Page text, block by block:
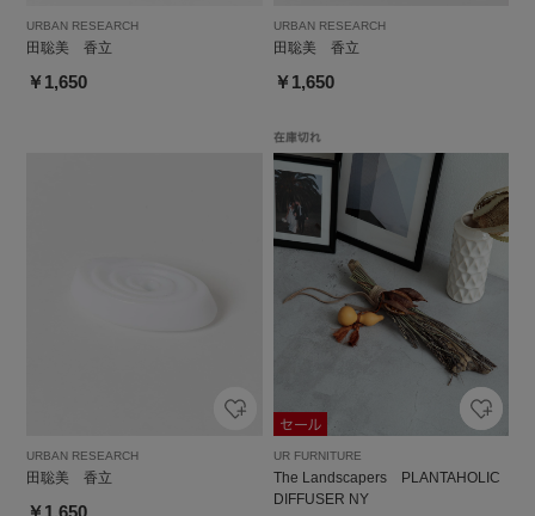
URBAN RESEARCH
田聡美 香立
￥1,650
URBAN RESEARCH
田聡美 香立
￥1,650
URBAN RESEARCH
田聡美 香立
￥1,650
UR FURNITURE
The Landscapers PLANTAHOLIC
DIFFUSER NY